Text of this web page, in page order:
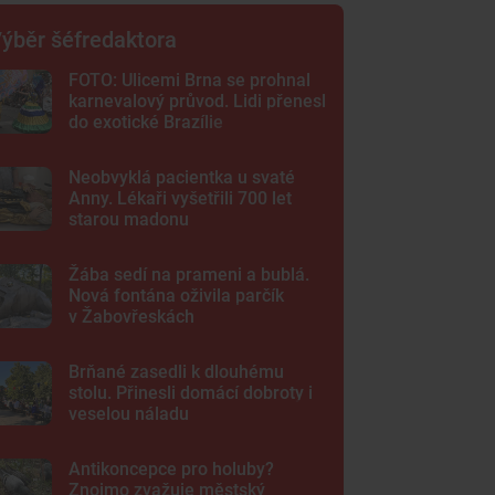
šéfredaktora
FOTO: Ulicemi Brna se prohnal
karnevalový průvod. Lidi přenesl
do exotické Brazílie
Neobvyklá pacientka u svaté
Anny. Lékaři vyšetřili 700 let
starou madonu
Žába sedí na prameni a bublá.
Nová fontána oživila parčík
v Žabovřeskách
Brňané zasedli k dlouhému
stolu. Přinesli domácí dobroty i
veselou náladu
Antikoncepce pro holuby?
Znojmo zvažuje městský